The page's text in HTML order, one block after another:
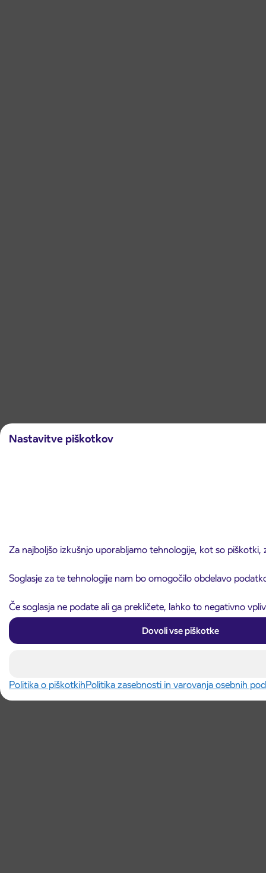
Nastavitve piškotkov
Za najboljšo izkušnjo uporabljamo tehnologije, kot so
Soglasje za te tehnologije nam bo omogočilo obdelavo
Če soglasja ne podate ali ga prekličete, lahko to negativno
Dovoli vse piškotke
Politika o piškotkihPolitika zasebnosti in varovanja osebnih